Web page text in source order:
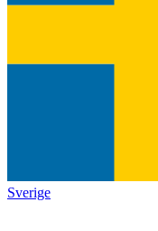
Sverige